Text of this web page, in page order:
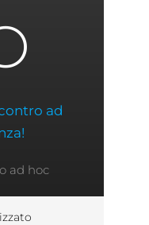
ad
ad hoc